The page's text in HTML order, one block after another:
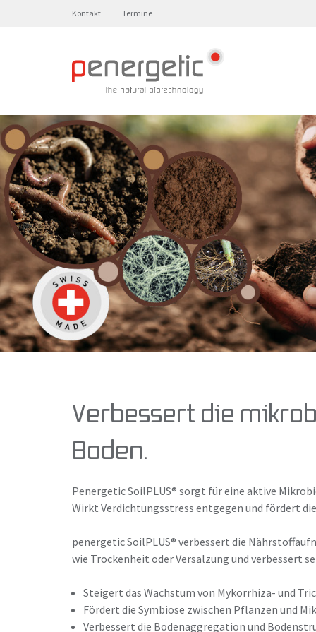
Kontakt Termine
Verbessert die
Boden.
Penergetic SoilPLUS® sorgt für eine aktive
Wirkt Verdichtungsstress entgegen und fördert
penergetic SoilPLUS® verbessert die
wie Trockenheit oder Versalzung und verbessert
Steigert das Wachstum von Mykorrhiza- und
Fördert die Symbiose zwischen Pflanzen und
Verbessert die Bodenaggregation und